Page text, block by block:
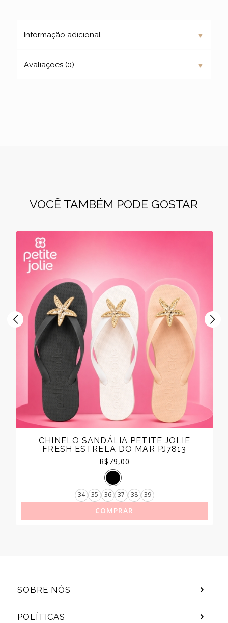
Informação adicional ▼
Avaliações (0) ▼
VOCÊ TAMBÉM PODE GOSTAR
CHINELO SANDÁLIA PETITE JOLIE
FRESH ESTRELA DO MAR PJ7813
R$79,00
34 35 36 37 38 39
COMPRAR
SOBRE NÓS
POLÍTICAS